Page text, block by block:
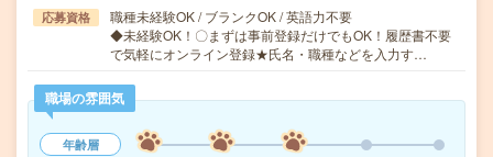
応募資格
職種未経験OK / ブランクOK / 英語力不要
◆未経験OK！〇まずは事前登録だけでもOK！履歴書不要
で気軽にオンライン登録★氏名・職種などを入力す…
職場の雰囲気
年齢層